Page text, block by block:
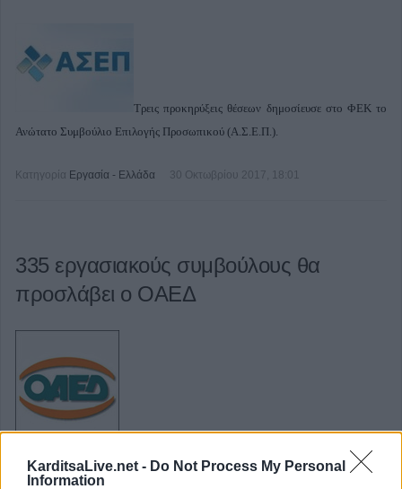
KarditsaLive.net - Do Not Process My Personal
Information
Τρεις προκηρύξεις θέσεων δημοσίευσε στο ΦΕΚ το
Ανώτατο Συμβούλιο Επιλογής Προσωπικού (Α.Σ.Ε.Π.).
Κατηγορία Εργασία - Ελλάδα 30 Οκτωβρίου 2017, 18:01
335 εργασιακούς συμβούλους θα
προσλάβει ο ΟΑΕΔ
Τεχνολογικής Εκπαίδευσης ανακοίνωσε ότι θα προσλάβει ο ΟΑΕΔ μέσω